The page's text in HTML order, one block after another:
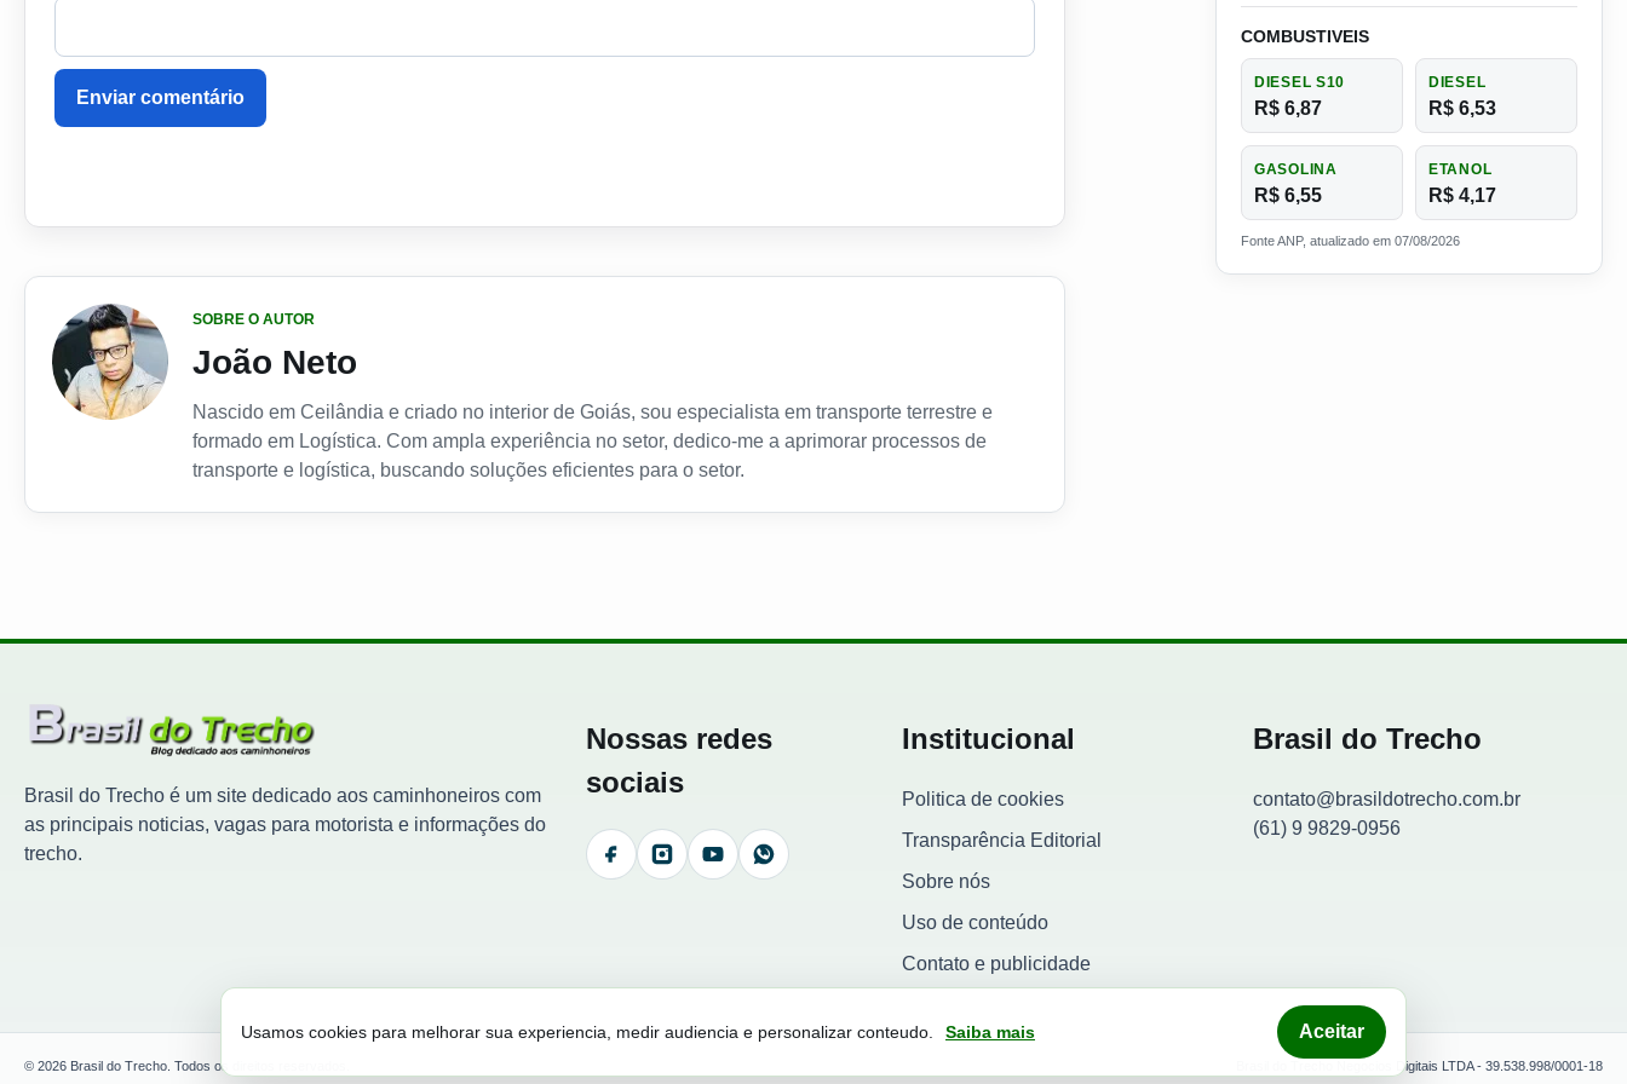
Enviar comentário
SOBRE O AUTOR
João Neto
Nascido em Ceilândia e criado no interior de Goiás, sou especialista em transporte terrestre e
formado em Logística. Com ampla experiência no setor, dedico-me a aprimorar processos de
transporte e logística, buscando soluções eficientes para o setor.
COMBUSTIVEIS
DIESEL S10
R$ 6,87
DIESEL
R$ 6,53
GASOLINA
R$ 6,55
ETANOL
R$ 4,17
Fonte ANP, atualizado em 07/08/2026
Brasil do Trecho é um site dedicado aos caminhoneiros com
as principais noticias, vagas para motorista e informações do
trecho.
Nossas redes
sociais
FacebookInstagramYouTubeWhatsApp
Institucional
Politica de cookies
Transparência Editorial
Sobre nós
Uso de conteúdo
Contato e publicidade
Brasil do Trecho
contato@brasildotrecho.com.br
(61) 9 9829-0956
© 2026 Brasil do Trecho. Todos os direitos reservados. Brasil do Trecho Negocios Digitais LTDA - 39.538.998/0001-18
Usamos cookies para melhorar sua experiencia, medir audiencia e personalizar conteudo. Saiba mais Aceitar